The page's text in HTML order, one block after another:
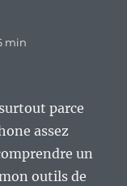
min
parce
assez
un
outils de